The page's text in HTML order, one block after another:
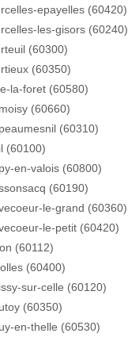
epayelles (60420)
les-gisors (60240)
(60300)
(60350)
la-foret (60580)
(60660)
(60310)
(60100)
en-valois (60800)
(60190)
le-grand (60360)
le-petit (60420)
(60112)
(60400)
sur-celle (60120)
(60350)
en-thelle (60530)